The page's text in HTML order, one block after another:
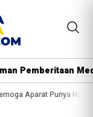
Pemberitaan
Hati Nurani